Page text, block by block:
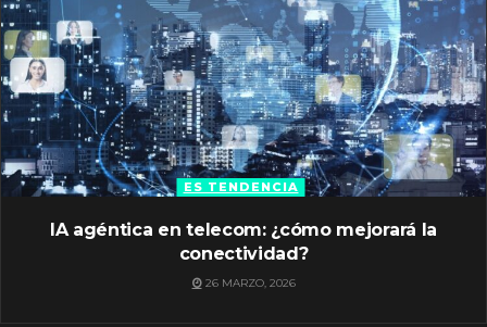
ES TENDENCIA
IA agéntica en telecom: ¿cómo mejorará la
conectividad?
26 MARZO, 2026